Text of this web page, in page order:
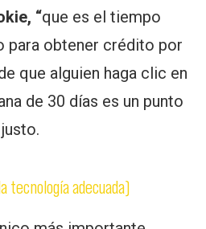
“que es el tiempo
para obtener crédito por
que alguien haga clic en
de 30 días es un punto
tecnología adecuada)